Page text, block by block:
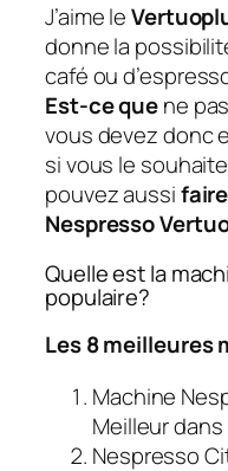
J’aime le
donne la
café ou
Est-ce quene
vous devez donc
si vous le
pouvez aussi
Nespresso
Quelle est la
populaire?
Les 8 meilleures
Machine
Meilleur dans
Nespresso